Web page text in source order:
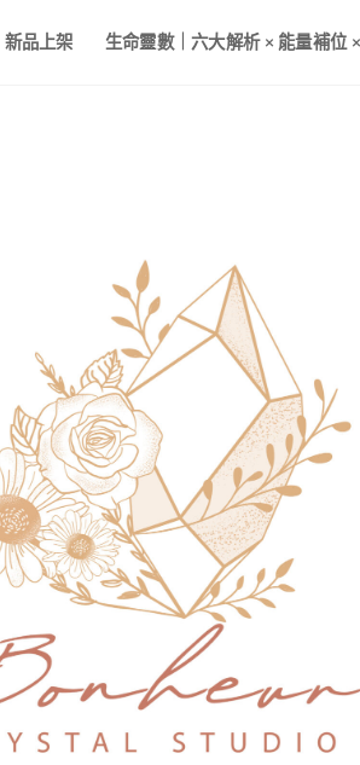
新品上架 生命靈數｜六大解析 × 能量補位